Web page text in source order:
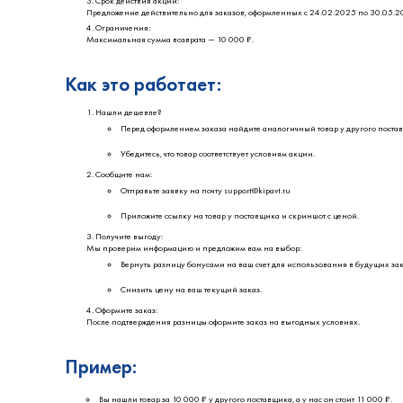
Предложение действительно для заказов, оформленных с 24.02.2025 по
Ограничения:
Максимальная сумма возврата — 10 000 ₽.
Как это работает:
Нашли дешевле?
Перед оформлением заказа найдите аналогичный товар у другого
Убедитесь, что товар соответствует условиям акции.
Сообщите нам:
Отправьте заявку на почту support@kipavt.ru
Приложите ссылку на товар у поставщика и скриншот с ценой.
Получите выгоду:
Мы проверим информацию и предложим вам на выбор:
Вернуть разницу бонусами на ваш счет для использования в будущих
Снизить цену на ваш текущий заказ.
Оформите заказ:
После подтверждения разницы оформите заказ на выгодных условиях.
Пример:
Вы нашли товар за 10 000 ₽ у другого поставщика, а у нас он стоит 11 000 ₽.